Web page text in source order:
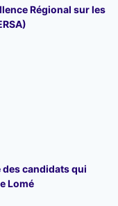
Régional sur les
des candidats qui
Lomé